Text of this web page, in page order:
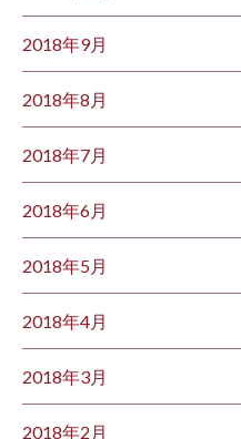
2018年9月
2018年8月
2018年7月
2018年6月
2018年5月
2018年4月
2018年3月
2018年2月